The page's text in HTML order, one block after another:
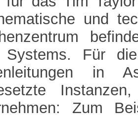
und
Systems. Für
in
Zum